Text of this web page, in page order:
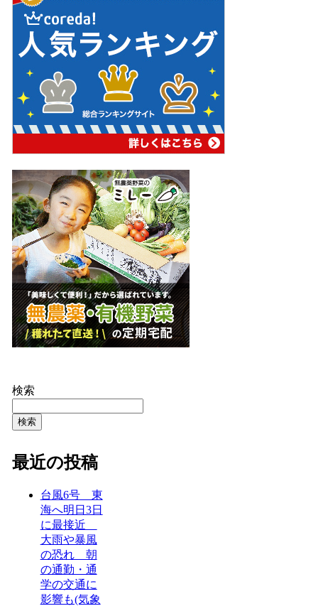
検索
検索
最近の投稿
台風6号 東
海へ明日3日
に最接近
大雨や暴風
の恐れ 朝
の通勤・通
学の交通に
影響も(気象